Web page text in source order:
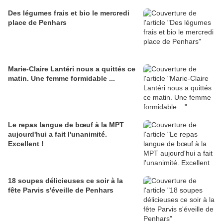
Des légumes frais et bio le mercredi
place de Penhars
Marie-Claire Lantéri nous a quittés ce
matin. Une femme formidable ...
Le repas langue de bœuf à la MPT
aujourd'hui a fait l'unanimité.
Excellent !
18 soupes délicieuses ce soir à la
fête Parvis s'éveille de Penhars